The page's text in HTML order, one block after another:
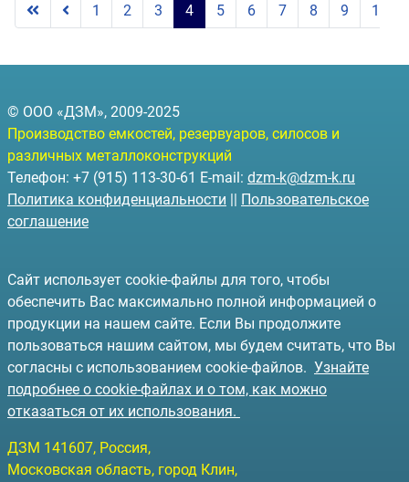
1 2 3 4 5 6 7 8 9 10
© ООО «ДЗМ», 2009-2025
Производство емкостей, резервуаров, силосов и
различных металлоконструкций
Телефон: +7 (915) 113-30-61 E-mail: dzm-k@dzm-k.ru
Политика конфиденциальности || Пользовательское
соглашение
Сайт использует cookie-файлы для того, чтобы
обеспечить Вас максимально полной информацией о
продукции на нашем сайте. Если Вы продолжите
пользоваться нашим сайтом, мы будем считать, что Вы
согласны с использованием cookie-файлов. Узнайте
подробнее о cookie-файлах и о том, как можно
отказаться от их использования.
ДЗМ 141607, Россия,
Московская область, город Клин,